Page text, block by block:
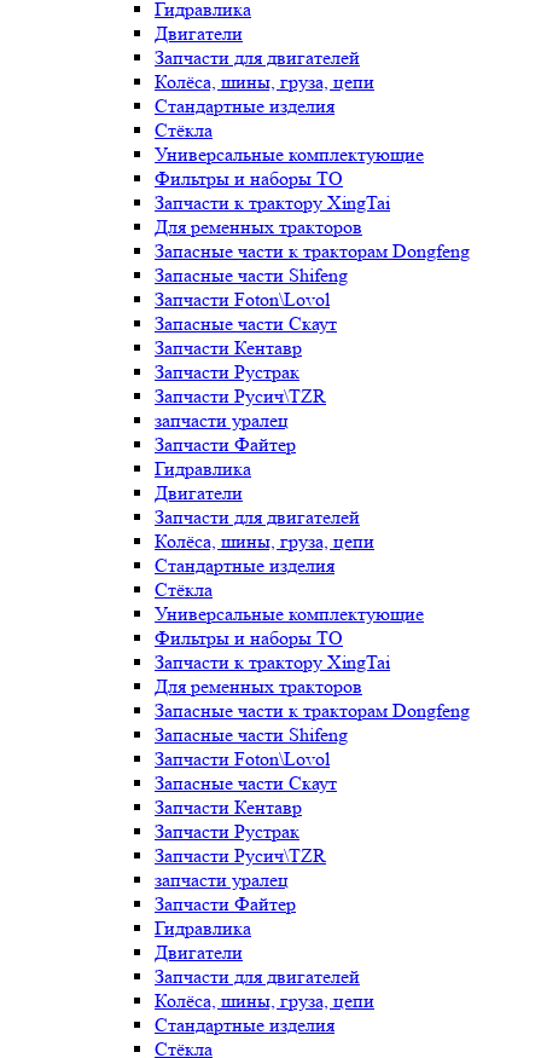
Гидравлика
Двигатели
Запчасти для двигателей
Колёса, шины, груза, цепи
Стандартные изделия
Стёкла
Универсальные комплектующие
Фильтры и наборы ТО
Запчасти к трактору XingTai
Для ременных тракторов
Запасные части к тракторам Dongfeng
Запасные части Shifeng
Запчасти Foton\Lovol
Запасные части Скаут
Запчасти Кентавр
Запчасти Рустрак
Запчасти Русич\TZR
запчасти уралец
Запчасти Файтер
Гидравлика
Двигатели
Запчасти для двигателей
Колёса, шины, груза, цепи
Стандартные изделия
Стёкла
Универсальные комплектующие
Фильтры и наборы ТО
Запчасти к трактору XingTai
Для ременных тракторов
Запасные части к тракторам Dongfeng
Запасные части Shifeng
Запчасти Foton\Lovol
Запасные части Скаут
Запчасти Кентавр
Запчасти Рустрак
Запчасти Русич\TZR
запчасти уралец
Запчасти Файтер
Гидравлика
Двигатели
Запчасти для двигателей
Колёса, шины, груза, цепи
Стандартные изделия
Стёкла